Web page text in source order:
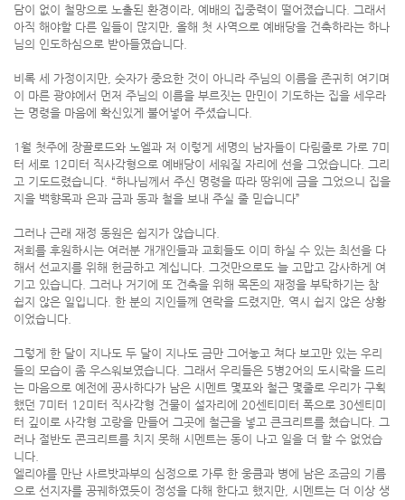
담이 없이 철망으로 노출된 환경이라, 예배의 집중력이 떨어졌습니다. 그래서
아직 해야할 다른 일들이 많지만, 올해 첫 사역으로 예배당을 건축하라는 하나
님의 인도하심으로 받아들였습니다.
비록 세 가정이지만, 숫자가 중요한 것이 아니라 주님의 이름을 존귀히 여기며
이 마른 광야에서 먼저 주님의 이름을 부르짓는 만민이 기도하는 집을 세우라
는 명령을 마음에 확신있게 불어넣어 주셨습니다.
1월 첫주에 장끌로드와 노엘과 저 이렇게 세명의 남자들이 다림줄로 가로 7미
터 세로 12미터 직사각형으로 예배당이 세워질 자리에 선을 그었습니다. 그리
고 기도드렸습니다. “하나님께서 주신 명령을 따라 땅위에 금을 그었으니 집을
지을 백향목과 은과 금과 동과 철을 보내 주실 줄 믿습니다”
그러나 근래 재정 동원은 쉽지가 않습니다.
저희를 후원하시는 여러분 개개인들과 교회들도 이미 하실 수 있는 최선을 다
해서 선교지를 위해 헌금하고 계십니다. 그것만으로도 늘 고맙고 감사하게 여
기고 있습니다. 그러나 거기에 또 건축을 위해 목돈의 재정을 부탁하기는 참
쉽지 않은 일입니다. 한 분의 지인들께 연락을 드렸지만, 역시 쉽지 않은 상황
이었습니다.
그렇게 한 달이 지나도 두 달이 지나도 금만 그어놓고 쳐다 보고만 있는 우리
들의 모습이 좀 우스워보였습니다. 그래서 우리들은 5병2어의 도시락을 드리
는 마음으로 예전에 공사하다가 남은 시멘트 몇포와 철근 몇줄로 우리가 구획
했던 7미터 12미터 직사각형 건물이 설자리에 20센티미터 폭으로 30센티미
터 깊이로 사각형 고랑을 만들어 그곳에 철근을 넣고 큰크리트를 쳤습니다. 그
러나 절반도 콘크리트를 치지 못해 시멘트는 동이 나고 일을 더 할 수 없었습
니다.
엘리야를 만난 사르밧과부의 심정으로 가루 한 웅큼과 병에 남은 조금의 기름
으로 선지자를 공궤하였듯이 정성을 다해 한다고 했지만, 시멘트는 더 이상 생